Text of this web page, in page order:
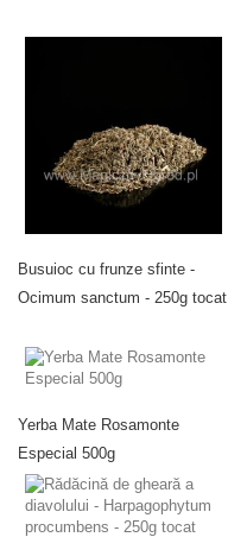
Busuioc cu frunze sfinte -
Ocimum sanctum - 250g tocat
Yerba Mate Rosamonte
Especial 500g